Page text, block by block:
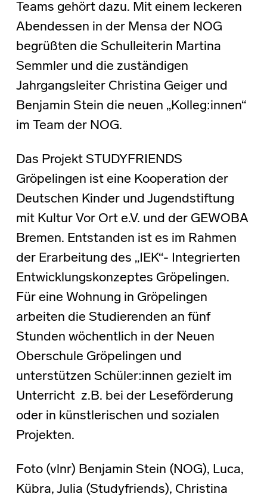
Teams gehört dazu. Mit einem leckeren
Abendessen in der Mensa der NOG
begrüßten die Schulleiterin Martina
Semmler und die zuständigen
Jahrgangsleiter Christina Geiger und
Benjamin Stein die neuen „Kolleg:innen“
im Team der NOG.
Das Projekt STUDYFRIENDS
Gröpelingen ist eine Kooperation der
Deutschen Kinder und Jugendstiftung
mit Kultur Vor Ort e.V. und der GEWOBA
Bremen. Entstanden ist es im Rahmen
der Erarbeitung des „IEK“- Integrierten
Entwicklungskonzeptes Gröpelingen.
Für eine Wohnung in Gröpelingen
arbeiten die Studierenden an fünf
Stunden wöchentlich in der Neuen
Oberschule Gröpelingen und
unterstützen Schüler:innen gezielt im
Unterricht z.B. bei der Leseförderung
oder in künstlerischen und sozialen
Projekten.
Foto (vlnr) Benjamin Stein (NOG), Luca,
Kübra, Julia (Studyfriends), Christina